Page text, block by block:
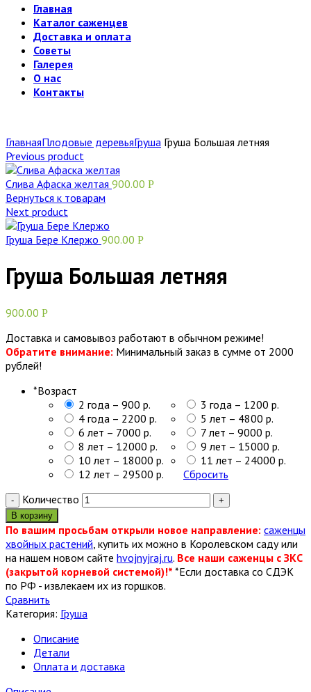
Главная
Каталог саженцев
Доставка и оплата
Советы
Галерея
О нас
Контакты
ГлавнаяПлодовые деревьяГруша Груша Большая летняя
Previous product
Слива Афаска желтая 900.00 Р
Вернуться к товарам
Next product
Груша Бере Клержо 900.00 Р
Груша Большая летняя
900.00 Р
Доставка и самовывоз работают в обычном режиме!
Обратите внимание: Минимальный заказ в сумме от 2000
рублей!
*Возраст
2 года – 900 р.
3 года – 1200 р.
4 года – 2200 р.
5 лет – 4800 р.
6 лет – 7000 р.
7 лет – 9000 р.
8 лет – 12000 р.
9 лет – 15000 р.
10 лет – 18000 р.
11 лет – 24000 р.
12 лет – 29500 р.
Сбросить
Количество
В корзину
По вашим просьбам открыли новое направление: саженцы
хвойных растений , купить их можно в Королевском саду или
на нашем новом сайте hvojnyjraj.ru. Все наши саженцы с ЗКС
(закрытой корневой системой)!* *Если доставка со СДЭК
по РФ - извлекаем их из горшков.
Сравнить
Категория: Груша
Описание
Детали
Оплата и доставка